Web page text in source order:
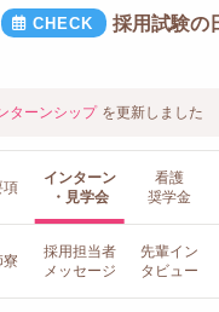
採用試験の
ターンシップ を更新しました
項
インターン
・見学会
看護
奨学金
寮
採用担当者
メッセージ
先輩イン
タビュー